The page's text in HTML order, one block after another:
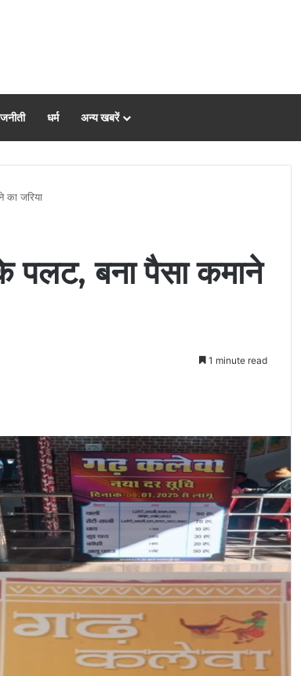
धर्म अन्य खबरें
का जरिया
पलट, बना पैसा कमाने
1 minute read